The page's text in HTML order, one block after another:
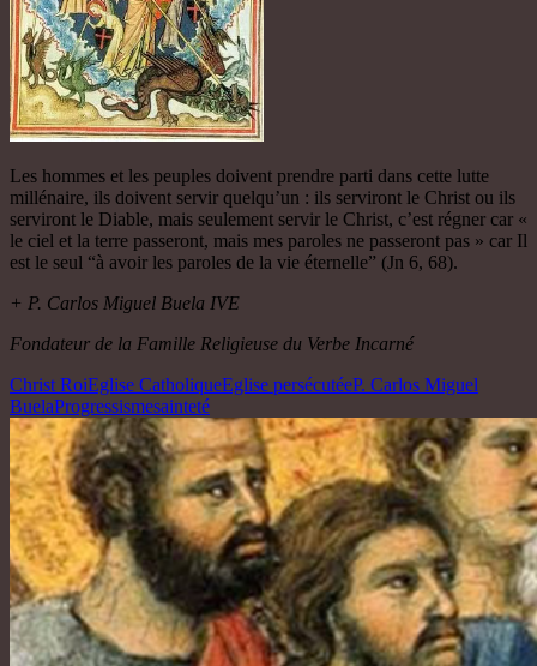
Les hommes et les peuples doivent prendre parti dans cette lutte
millénaire, ils doivent servir quelqu’un : ils serviront le Christ ou ils
serviront le Diable, mais seulement servir le Christ, c’est régner car «
le ciel et la terre passeront, mais mes paroles ne passeront pas » car Il
est le seul “à avoir les paroles de la vie éternelle” (Jn 6, 68).
+ P. Carlos Miguel Buela IVE
Fondateur de la Famille Religieuse du Verbe Incarné
Christ RoiEglise CatholiqueEglise persécutéeP. Carlos Miguel
BuelaProgressismesainteté